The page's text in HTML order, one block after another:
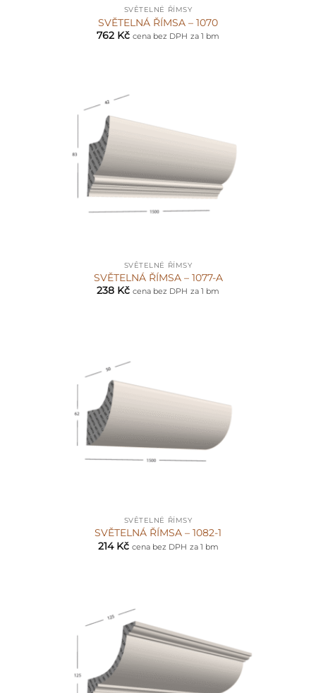
SVĚTELNÉ ŘÍMSY
SVĚTELNÁ ŘÍMSA – 1070
762 Kč cena bez DPH za 1 bm
SVĚTELNÉ ŘÍMSY
SVĚTELNÁ ŘÍMSA – 1077-A
238 Kč cena bez DPH za 1 bm
SVĚTELNÉ ŘÍMSY
SVĚTELNÁ ŘÍMSA – 1082-1
214 Kč cena bez DPH za 1 bm